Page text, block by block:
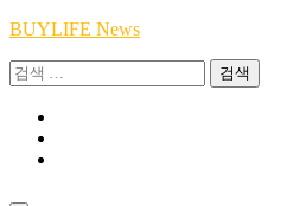
Skip
content
BUYLIFE News
검